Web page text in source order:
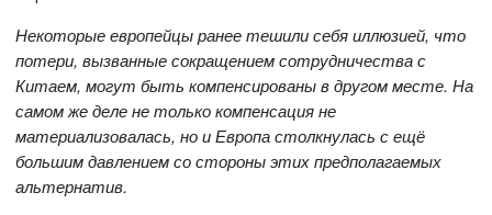
Некоторые европейцы ранее тешили себя иллюзией, что
потери, вызванные сокращением сотрудничества с
Китаем, могут быть компенсированы в другом месте. На
самом же делене только компенсация не
материализовалась, но и Европа столкнулась с ещё
большим давлением со стороны этих предполагаемых
альтернатив.